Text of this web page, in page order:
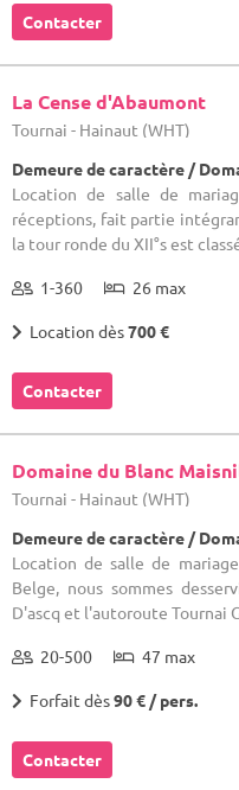
Contacter
La Cense d'Abaumont
Tournai - Hainaut (WHT)
Demeure de caractère /
Location de salle de
réceptions, fait partie
la tour ronde du XII°s est
1-360 26 max
Location dès700 €
Contacter
Domaine du Blanc
Tournai - Hainaut (WHT)
Demeure de caractère /
Location de salle de
Belge, nous sommes
D'ascq et l'autoroute Tournai
20-500 47 max
Forfait dès90 € / pers.
Contacter